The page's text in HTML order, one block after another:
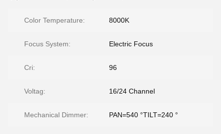
Color Temperature: 8000K
Focus System: Electric Focus
Cri: 96
Voltag: 16/24 Channel
Mechanical Dimmer: PAN=540 °TILT=240 °